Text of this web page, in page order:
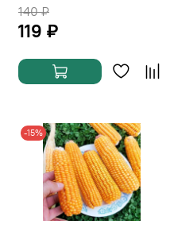
140 ₽
119 ₽
-15%